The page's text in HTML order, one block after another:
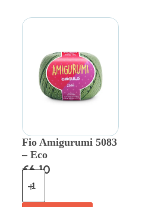
Fio Amigurumi 5083
– Eco
€6.10